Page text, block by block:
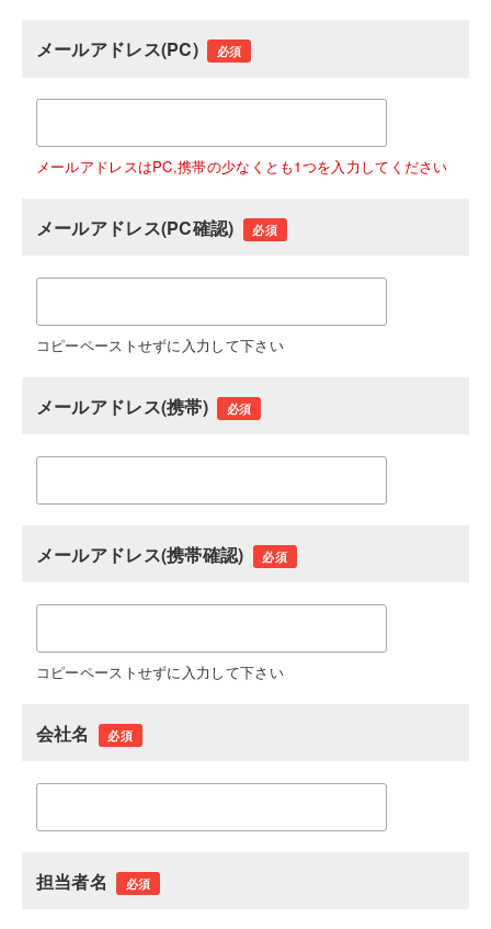
メールアドレス(PC) 必須
メールアドレスはPC,携帯の少なくとも1つを入力してください
メールアドレス(PC確認) 必須
コピーペーストせずに入力して下さい
メールアドレス(携帯) 必須
メールアドレス(携帯確認) 必須
コピーペーストせずに入力して下さい
会社名 必須
担当者名 必須